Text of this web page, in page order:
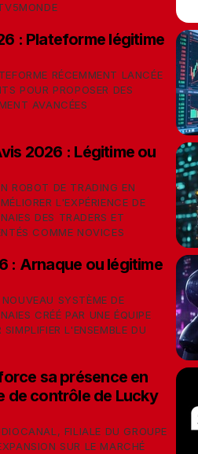
: Plateforme légitime
RÉCEMMENT LANCÉE
POUR PROPOSER DES
AVANCÉES
2026 : Légitime ou
ROBOT DE TRADING EN
L'EXPÉRIENCE DE
DES TRADERS ET
COMME NOVICES
: Arnaque ou légitime
SYSTÈME DE
CRÉÉ PAR UNE ÉQUIPE
L'ENSEMBLE DU
sa présence en
de contrôle de Lucky
FILIALE DU GROUPE
SUR LE MARCHÉ